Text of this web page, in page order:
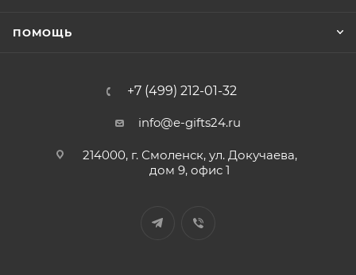
ПОМОЩЬ
+7 (499) 212-01-32
info@e-gifts24.ru
214000, г. Смоленск, ул. Докучаева,
дом 9, офис 1